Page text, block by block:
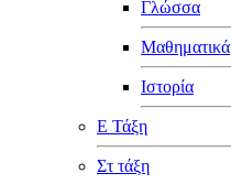
Γλώσσα
Μαθηματικά
Ιστορία
Ε Τάξη
Στ τάξη